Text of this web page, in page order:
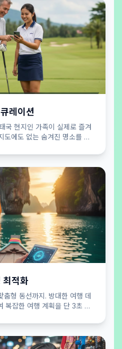
레이션
국 현지인 가족이 실제로 즐겨
에도 없는 숨겨진 명소를 큐
최적화
춤형 동선까지. 방대한 여행 데
복잡한 여행 계획을 단 3초 만